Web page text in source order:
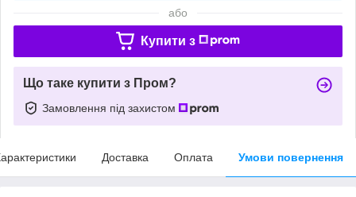
або
Купити з
Що таке купити з Пром?
Замовлення під захистом
Доставка Оплата Умови повернення